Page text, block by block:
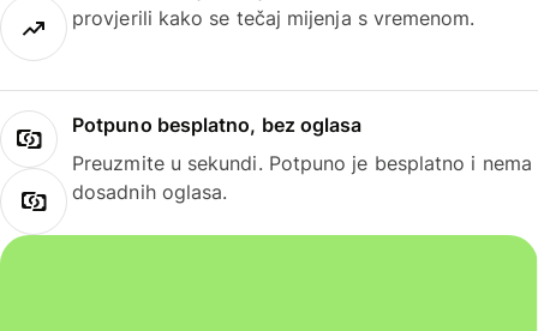
provjerili kako se tečaj mijenja s vremenom.
Potpuno besplatno, bez oglasa
Preuzmite u sekundi. Potpuno je besplatno i nema
dosadnih oglasa.